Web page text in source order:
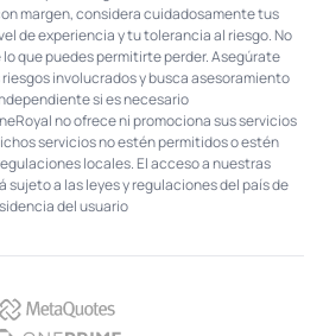
margen, considera cuidadosamente tus
de experiencia y tu tolerancia al riesgo. No
que puedes permitirte perder. Asegúrate
involucrados y busca asesoramiento
si es necesario
no ofrece ni promociona sus servicios
servicios no estén permitidos o estén
locales. El acceso a nuestras
a las leyes y regulaciones del país de
del usuario
MetaQuotes